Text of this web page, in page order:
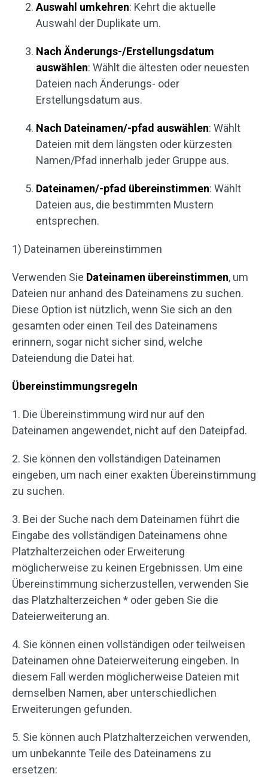
Auswahl umkehren: Kehrt die aktuelle
Auswahl der Duplikate um.
Nach Änderungs-/Erstellungsdatum
auswählen: Wählt die ältesten oder neuesten
Dateien nach Änderungs- oder
Erstellungsdatum aus.
Nach Dateinamen/-pfad auswählen: Wählt
Dateien mit dem längsten oder kürzesten
Namen/Pfad innerhalb jeder Gruppe aus.
Dateinamen/-pfad übereinstimmen: Wählt
Dateien aus, die bestimmten Mustern
entsprechen.
1) Dateinamen übereinstimmen
Verwenden Sie Dateinamen übereinstimmen, um
Dateien nur anhand des Dateinamens zu suchen.
Diese Option ist nützlich, wenn Sie sich an den
gesamten oder einen Teil des Dateinamens
erinnern, sogar nicht sicher sind, welche
Dateiendung die Datei hat.
Übereinstimmungsregeln
1. Die Übereinstimmung wird nur auf den
Dateinamen angewendet, nicht auf den Dateipfad.
2. Sie können den vollständigen Dateinamen
eingeben, um nach einer exakten Übereinstimmung
zu suchen.
3. Bei der Suche nach dem Dateinamen führt die
Eingabe des vollständigen Dateinamens ohne
Platzhalterzeichen oder Erweiterung
möglicherweise zu keinen Ergebnissen. Um eine
Übereinstimmung sicherzustellen, verwenden Sie
das Platzhalterzeichen * oder geben Sie die
Dateierweiterung an.
4. Sie können einen vollständigen oder teilweisen
Dateinamen ohne Dateierweiterung eingeben. In
diesem Fall werden möglicherweise Dateien mit
demselben Namen, aber unterschiedlichen
Erweiterungen gefunden.
5. Sie können auch Platzhalterzeichen verwenden,
um unbekannte Teile des Dateinamens zu
ersetzen: